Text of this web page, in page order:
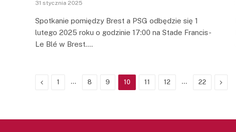
31 stycznia 2025
Spotkanie pomiędzy Brest a PSG odbędzie się 1
lutego 2025 roku o godzinie 17:00 na Stade Francis-
Le Blé w Brest.…
Previous
1 … 8 9 10 11 12 … 22 Next